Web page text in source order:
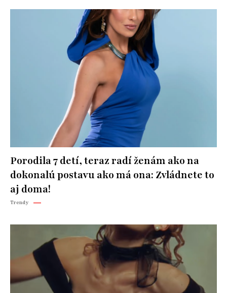
Porodila 7 detí, teraz radí ženám ako na
dokonalú postavu ako má ona: Zvládnete to
aj doma!
Trendy